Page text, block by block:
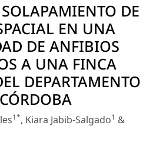
DE
EN UNA
DE ANFIBIOS
A UNA FINCA
DEPARTAMENTO
1*, Kiara Jabib-Salgado1 &